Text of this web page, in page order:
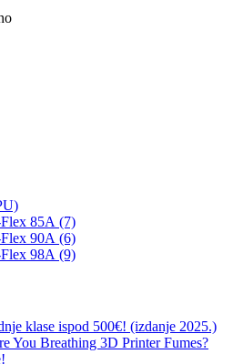
85A (7)
90A (6)
98A (9)
klase ispod 500€! (izdanje 2025.)
You Breathing 3D Printer Fumes?